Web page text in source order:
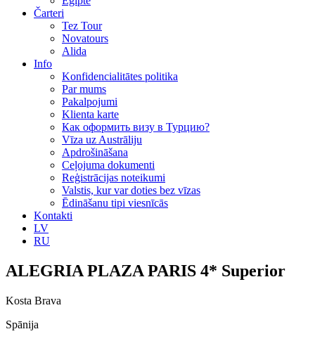
Čarteri
Tez Tour
Novatours
Alida
Info
Konfidencialitātes politika
Par mums
Рakalpojumi
Klienta karte
Как оформить визу в Турцию?
Vīza uz Austrāliju
Apdrošināšana
Ceļojuma dokumenti
Reģistrācijas noteikumi
Valstis, kur var doties bez vīzas
Ēdināšanu tipi viesnīcās
Kontakti
LV
RU
ALEGRIA PLAZA PARIS 4* Superior
Kosta Brava
Spānija